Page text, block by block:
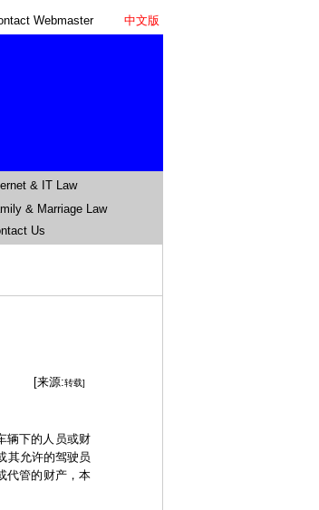
Webmaster 中文版
& IT Law
& Marriage Law
Us
[来源:转载]
辆下的人员或财
其允许的驾驶员
代管的财产，本